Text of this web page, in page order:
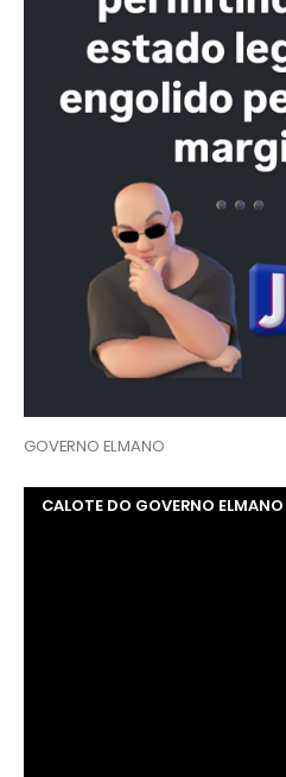
GOVERNO ELMANO
CALOTE DO GOVERNO ELMANO